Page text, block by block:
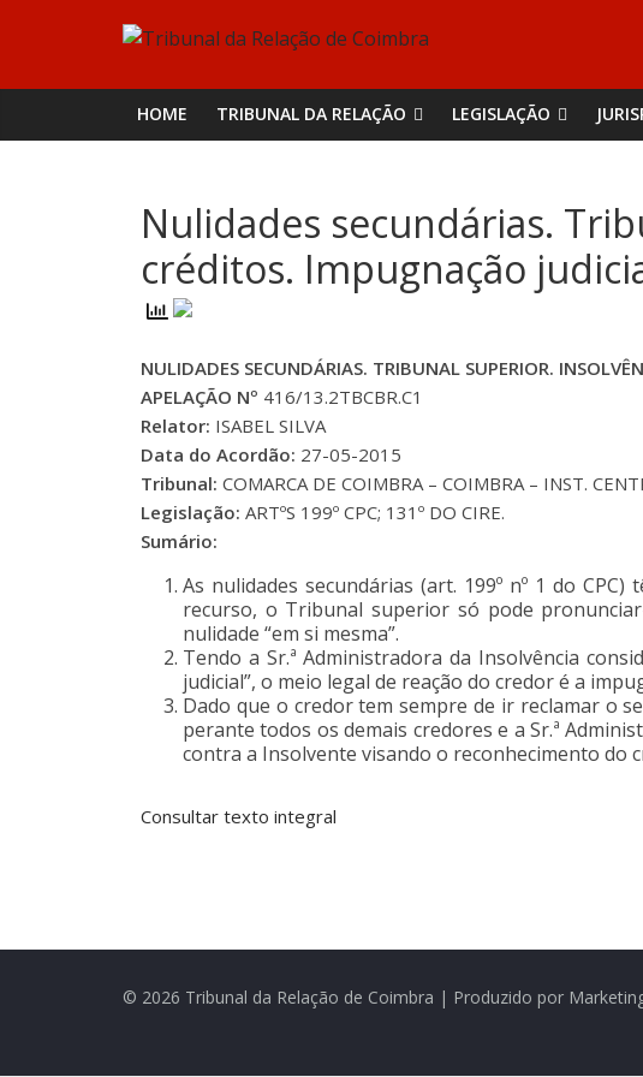
Tribunal
da
Relação
de
Coimbra
HOME TRIBUNAL DA RELAÇÃO LEGISLAÇÃO
Nulidades secundárias.
créditos. Impugnação
NULIDADES SECUNDÁRIAS. TRIBUNAL SUPERIOR.
APELAÇÃO Nº 416/13.2TBCBR.C1
Relator: ISABEL SILVA
Data do Acordão: 27-05-2015
Tribunal: COMARCA DE COIMBRA – COIMBRA – INST.
Legislação: ARTºS 199º CPC; 131º DO CIRE.
Sumário:
As nulidades secundárias (art. 199º nº 1 do
recurso, o Tribunal superior só pode
nulidade “em si mesma”.
Tendo a Sr.ª Administradora da Insolvência
judicial”, o meio legal de reação do credor é a
Dado que o credor tem sempre de ir reclamar o
perante todos os demais credores e a Sr.ª
contra a Insolvente visando o reconhecimento do
Consultar texto integral
© 2026 Tribunal da Relação de Coimbra | Produzido por